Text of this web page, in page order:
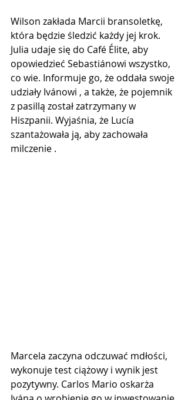
Wilson zakłada Marcii bransoletkę,
która będzie śledzić każdy jej krok.​​
Julia udaje się do Café Élite, aby
opowiedzieć Sebastiánowi wszystko,
co wie. Informuje go, że oddała swoje
udziały Ivánowi , a także, że pojemnik
z pasillą został zatrzymany w
Hiszpanii. Wyjaśnia, że ​​Lucía
szantażowała ją, aby zachowała
milczenie .
Marcela zaczyna odczuwać mdłości,
wykonuje test ciążowy i wynik jest
pozytywny. Carlos Mario oskarża